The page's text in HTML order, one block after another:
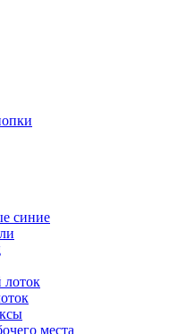
синие
лоток
места